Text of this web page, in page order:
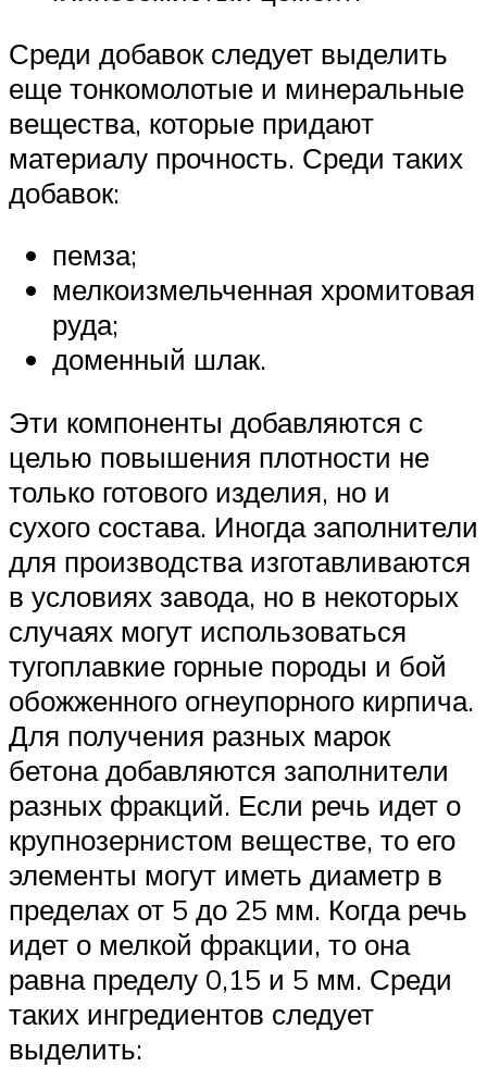
Среди добавок следует выделить
еще тонкомолотые и минеральные
вещества, которые придают
материалу прочность. Среди таких
добавок:
пемза;
мелкоизмельченная хромитовая
руда;
доменный шлак.
Эти компоненты добавляются с
целью повышения плотности не
только готового изделия, но и
сухого состава. Иногда заполнители
для производства изготавливаются
в условиях завода, но в некоторых
случаях могут использоваться
тугоплавкие горные породы и бой
обожженного огнеупорного кирпича.
Для получения разных марок
бетона добавляются заполнители
разных фракций. Если речь идет о
крупнозернистом веществе, то его
элементы могут иметь диаметр в
пределах от 5 до 25 мм. Когда речь
идет о мелкой фракции, то она
равна пределу 0,15 и 5 мм. Среди
таких ингредиентов следует
выделить: